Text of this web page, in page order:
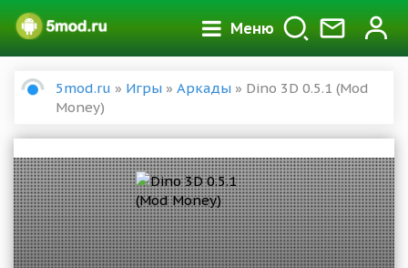
Меню
5mod.ru » Игры » Аркады » Dino 3D 0.5.1 (Mod
Money)